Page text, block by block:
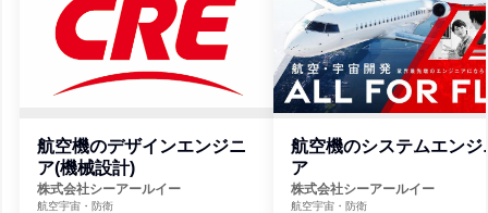
航空機のデザインエンジニ
ア(機械設計)
株式会社シーアールイー
航空宇宙・防衛
航空機のシステムエンジ
ア
株式会社シーアールイー
航空宇宙・防衛